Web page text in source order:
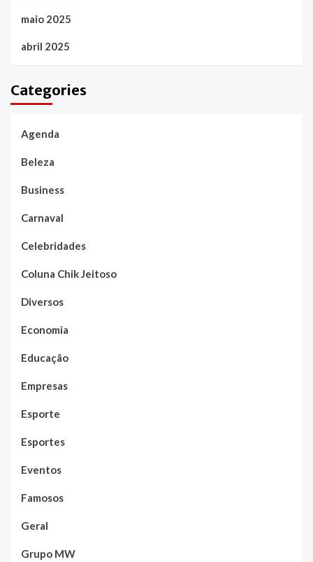
maio 2025
abril 2025
Categories
Agenda
Beleza
Business
Carnaval
Celebridades
Coluna Chik Jeitoso
Diversos
Economia
Educação
Empresas
Esporte
Esportes
Eventos
Famosos
Geral
Grupo MW